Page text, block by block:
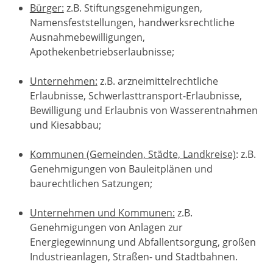
Bürger: z.B. Stiftungsgenehmigungen,
Namensfeststellungen, handwerksrechtliche
Ausnahmebewilligungen,
Apothekenbetriebserlaubnisse;
Unternehmen: z.B. arzneimittelrechtliche
Erlaubnisse, Schwerlasttransport-Erlaubnisse,
Bewilligung und Erlaubnis von Wasserentnahmen
und Kiesabbau;
Kommunen (Gemeinden, Städte, Landkreise): z.B.
Genehmigungen von Bauleitplänen und
baurechtlichen Satzungen;
Unternehmen und Kommunen: z.B.
Genehmigungen von Anlagen zur
Energiegewinnung und Abfallentsorgung, großen
Industrieanlagen, Straßen- und Stadtbahnen.